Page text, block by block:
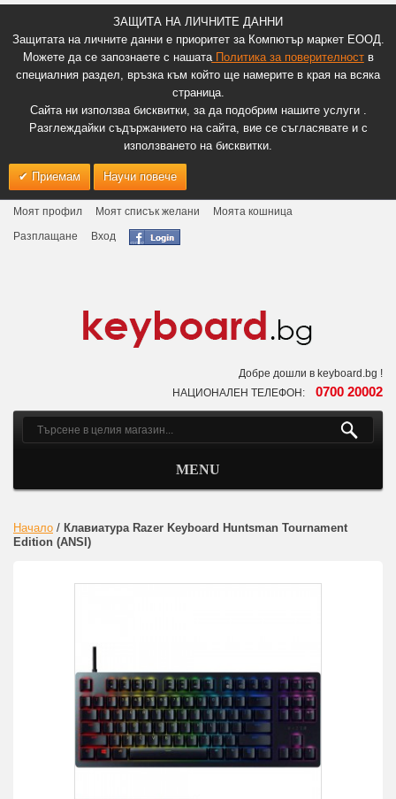
ЗАЩИТА НА ЛИЧНИТЕ ДАННИ
Защитата на личните данни е приоритет за Компютър маркет ЕООД.
Можете да се запознаете с нашатаПолитика за поверителноств
специалния раздел, връзка към който ще намерите в края на всяка
страница.
Сайта ни използва бисквитки, за да подобрим нашите услуги .
Разглеждайки съдържанието на сайта, вие се съгласявате и с
използването на бисквитки.
Приемам Научи повече
Моят профил Моят списък желани
Моята кошница
Разплащане
Вход
Добре дошли в keyboard.bg !
НАЦИОНАЛЕН ТЕЛЕФОН: 0700 20002
MENU
Начало / Клавиатура Razer Keyboard Huntsman Tournament
Edition (ANSI)